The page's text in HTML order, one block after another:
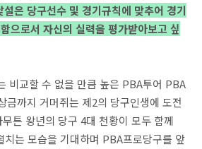
은 당구선수 및 경기규칙에 맞추어 경기
으로서 자신의 실력을 평가받아보고 싶
비교할 수 없을 만큼 높은 PBA투어 PBA
금까지 거머쥐는 제2의 당구인생에 도전
튼 왕년의 당구 4대 천황이 모두 함께
치는 모습을 기대하며 PBA프로당구를 앞